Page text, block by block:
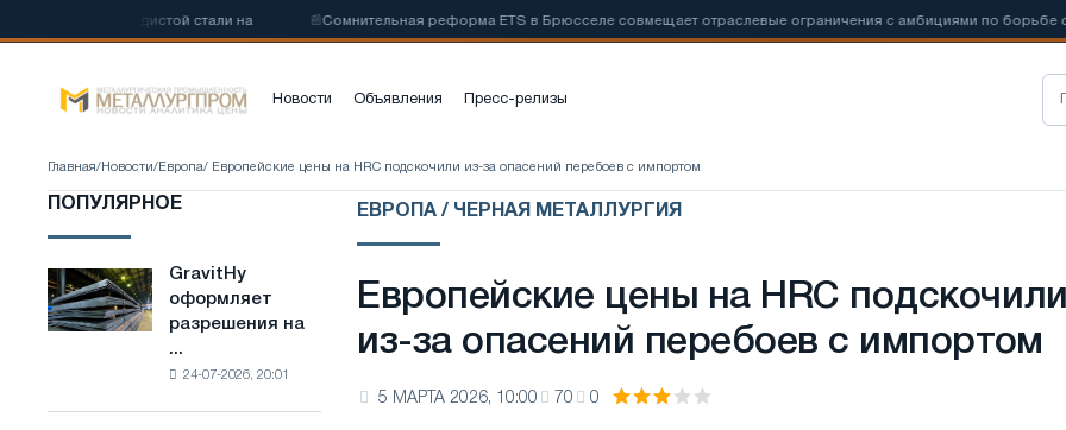
стали на 📰Сомнительная реформа ETS в Брюсселе совмещает отраслевые ограничения с амбициями по борьбе с 📰
Новости Объявления Пресс-релизы
Главная/ Новости/ Европа/ Европейские цены на HRC подскочили из-за опасений перебоев с импортом
ПОПУЛЯРНОЕ
GravitHy
оформляет
разрешения
строительство
GravitHy
оформляет
разрешения на
...
24-07-2026, 20:01
ЕВРОПА / ЧЕРНАЯ МЕТАЛЛУРГИЯ
Европейские цены на HRC
из-за опасений перебоев с импортом
5 МАРТА 2026, 10:00 70 0